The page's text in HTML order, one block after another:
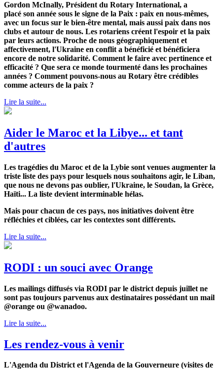
Gordon McInally, Président du Rotary International, a
placé son année sous le signe de la Paix : paix en nous-mêmes,
avec un focus sur le bien-être mental, mais aussi paix dans nos
clubs et autour de nous. Les rotariens créent l'espoir et la paix
par leurs actions. Proche de nous géographiquement et
affectivement, l'Ukraine en conflit a bénéficié et bénéficiera
encore de notre solidarité. Comment le faire avec pertinence et
efficacité ? Que sera ce monde tourmenté dans les prochaines
années ? Comment pouvons-nous au Rotary être crédibles
comme acteurs de la paix ?
Lire la suite...
Aider le Maroc et la Libye... et tant
d'autres
Les tragédies du Maroc et de la Lybie sont venues augmenter la
triste liste des pays pour lesquels nous souhaitons agir, le Liban,
que nous ne devons pas oublier, l'Ukraine, le Soudan, la Grèce,
Haïti... La liste devient interminable hélas.
Mais pour chacun de ces pays, nos initiatives doivent être
réfléchies et ciblées, car les contextes sont différents.
Lire la suite...
RODI : un souci avec Orange
Les mailings diffusés via RODI par le district depuis juillet ne
sont pas toujours parvenus aux destinataires possédant un mail
@orange ou @wanadoo.
Lire la suite...
Les rendez-vous à venir
L'Agenda du District et l'Agenda de la Gouverneure (visites de